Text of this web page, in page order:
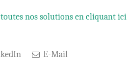
nos solutions en cliquant ici
E-Mail